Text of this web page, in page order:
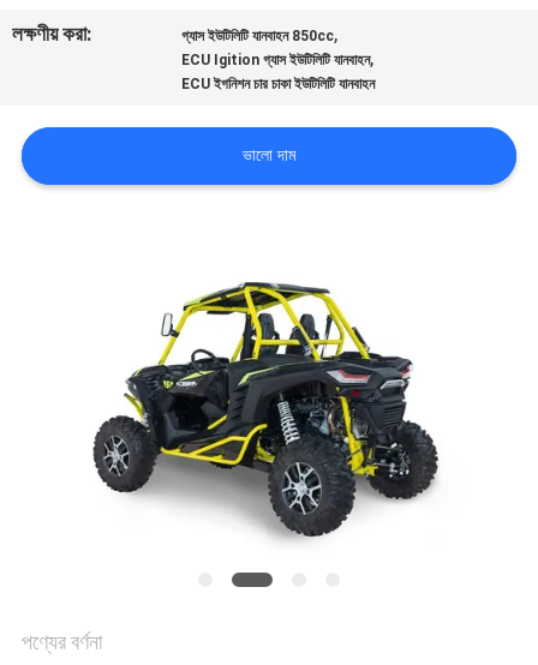
উদ্ধৃতির
আবেদন
লক্ষণীয় করা:
গ্যাস ইউটিলিটি যানবাহন 850cc,
ECU Igition গ্যাস ইউটিলিটি যানবাহন,
ECU ইগনিশন চার চাকা ইউটিলিটি যানবাহন
ভালো দাম
পণ্যের বর্ণনা